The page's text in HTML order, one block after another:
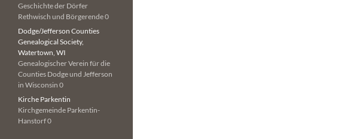
Geschichte der Dörfer
Rethwisch und Börgerende 0
Dodge/Jefferson Counties
Genealogical Society,
Watertown, WI
Genealogischer Verein für die
Counties Dodge und Jefferson
in Wisconsin 0
Kirche Parkentin
Kirchgemeinde Parkentin-
Hanstorf 0